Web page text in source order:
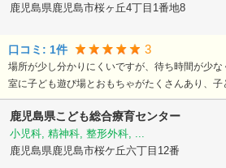
鹿児島県鹿児島市桜ヶ丘4丁目1番地8
口コミ: 1件 3
場所が少し分かりにくいですが、待ち時間が少
室に子ども遊び場とおもちゃがたくさんあり、子
鹿児島県こども総合療育センター
小児科, 精神科, 整形外科, ...
鹿児島県鹿児島市桜ケ丘六丁目12番